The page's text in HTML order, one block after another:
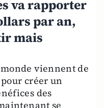
va rapporter
par an,
mais
viennent de
créer un
des
se